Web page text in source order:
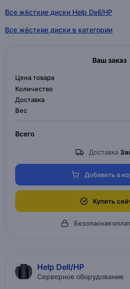
Все жёсткие диски Help Dell/HP
Все жёсткие диски в категории
Ваш заказ
Цена товара
Количество
Доставка
Вес
Всего
Доставка
Добавить в
Купить
Безопасная
Help Dell/HP
Серверное оборудование